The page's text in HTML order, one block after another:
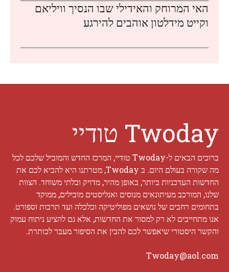
האי המרוחק והאידילי שבו הנסיך וויליאם
וקייט מידלטון אוהבים להירגע
Twoday טודיי
ברוכים הבאים ל-Twoday טודיי, המרכז החדש והמוביל שלכם לכל
מה שקורה בעולם היום. ב Twoday, מטרתנו היא להביא לכם את
החדשות העדכניות ביותר, באופן מהיר, מדויק ובלתי משוחד. הצוות
שלנו, המורכב מעיתונאים מנוסים ואנליסטים מובילים, ממוקד
בתחומים רחבים של נושאים מפוליטיקה וכלכלה ועד תרבות וספורט.
אנו מתחייבים לא רק למסור את החדשות, אלא גם להציע ניתוח עמוק
והקשר היסטורי שיאפשר לכם להבין את הסיפור מעבר לכותרת.
Twoday@aol.com